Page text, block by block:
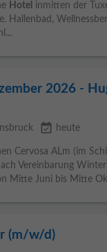
Hotel inmitten der
Hallenbad,
2026 -
event_available heute
Cervosa ALm (im
Vereinbarung
Mitte Juni bis Mitte
(m/w/d)